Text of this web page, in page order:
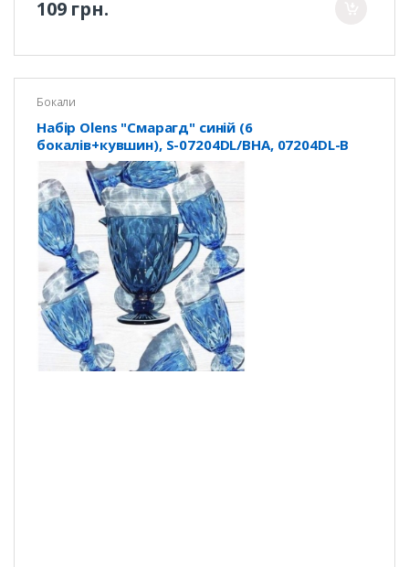
109 грн.
Бокали
Набір Olens "Смарагд" синій (6
бокалів+кувшин), S-07204DL/BHA, 07204DL-B